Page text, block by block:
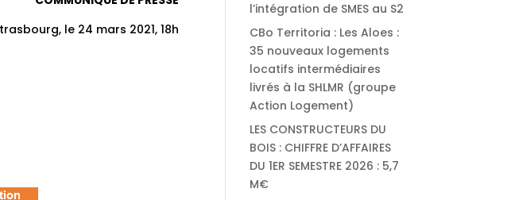
le 24 mars 2021, 18h
l’intégration de SMES au S2
CBo Territoria : Les Aloes :
35 nouveaux logements
locatifs intermédiaires
livrés à la SHLMR (groupe
Action Logement)
LES CONSTRUCTEURS DU
BOIS : CHIFFRE D’AFFAIRES
DU 1ER SEMESTRE 2026 : 5,7
M€